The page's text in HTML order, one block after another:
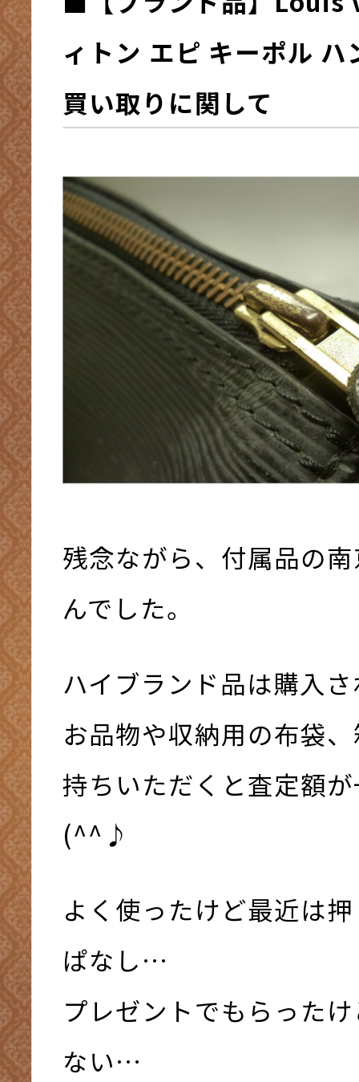
ィトン エピ キーポル ハ
買い取りに関して
残念ながら、付属品の
んでした。
ハイブランド品は購入
お品物や収納用の布袋
持ちいただくと査定額
(^^♪
よく使ったけど最近は
ぱなし…
プレゼントでもらった
ない…